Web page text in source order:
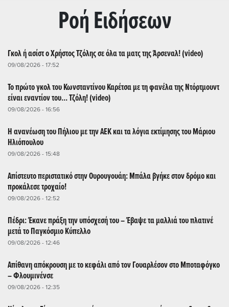
Ρoή Ειδήσεων
Γκολ ή ασίστ ο Χρήστος Τζόλης σε όλα τα ματς της Άρσεναλ! (video)
09/08/2026 - 17:52
Το πρώτο γκολ του Κωνσταντίνου Καρέτσα με τη φανέλα της Ντόρτμουντ
είναι εναντίον του... Τζόλη! (video)
09/08/2026 - 16:56
Η ανανέωση του Πήλιου με την ΑΕΚ και τα λόγια εκτίμησης του Μάριου
Ηλιόπουλου
09/08/2026 - 15:48
Απίστευτο περιστατικό στην Ουρουγουάη: Μπάλα βγήκε στον δρόμο και
προκάλεσε τροχαίο!
09/08/2026 - 12:52
Πέδρι: Έκανε πράξη την υπόσχεσή του – Έβαψε τα μαλλιά του πλατινέ
μετά το Παγκόσμιο Κύπελλο
09/08/2026 - 12:46
Απίθανη απόκρουση με το κεφάλι από τον Γουαρλέσον στο Μποταφόγκο
– Φλουμινένσε
09/08/2026 - 12:35